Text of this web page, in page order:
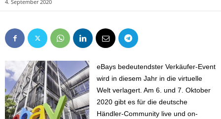
4. September 2020
eBays bedeutendster Verkäufer-Event
wird in diesem Jahr in die virtuelle
Welt verlagert. Am 6. und 7. Oktober
2020 gibt es für die deutsche
Händler-Community live und on-